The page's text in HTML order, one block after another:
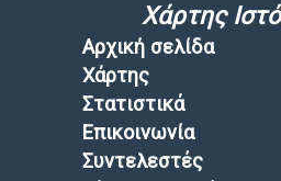
Χάρτης
Αρχική σελίδα
Χάρτης
Στατιστικά
Επικοινωνία
Συντελεστές